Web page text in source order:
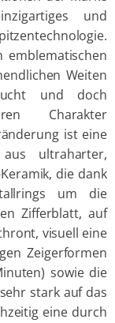
und
Weiten
und doch
Charakter
ist eine
ultraharter,
die dank
um die
Zifferblatt, auf
visuell eine
Zeigerformen
sowie die
stark auf das
eine durch